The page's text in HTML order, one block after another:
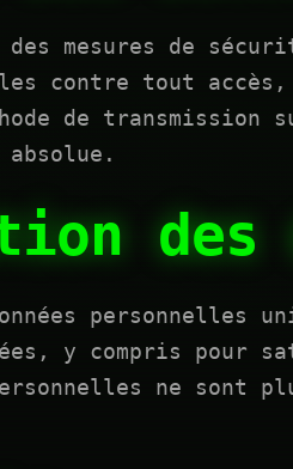
des mesures de
contre tout
de
des
personnelles
y compris pour
ne sont